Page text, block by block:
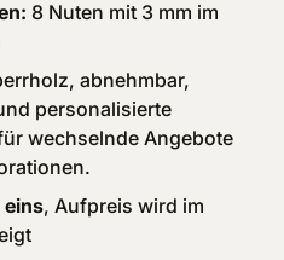
8 Nuten mit 3 mm im
abnehmbar,
personalisierte
wechselnde Angebote
eins, Aufpreis wird im